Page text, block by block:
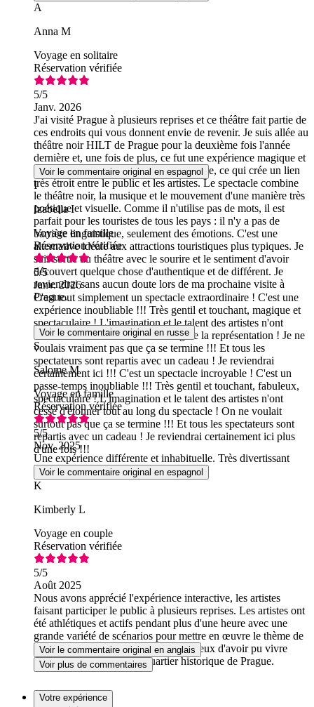
A
Anna M
Voyage en solitaire
Réservation vérifiée
5/5
Janv. 2026
J'ai visité Prague à plusieurs reprises et ce théâtre fait partie de
ces endroits qui vous donnent envie de revenir. Je suis allée au
théâtre noir HILT de Prague pour la deuxième fois l'année
dernière et, une fois de plus, ce fut une expérience magique et
très spéciale. Le théâtre est petit et intime, ce qui crée un lien
très étroit entre le public et les artistes. Le spectacle combine
le théâtre noir, la musique et le mouvement d'une manière très
poétique et visuelle. Comme il n'utilise pas de mots, il est
parfait pour les touristes de tous les pays : il n'y a pas de
barrière linguistique, seulement des émotions. C'est une
alternative idéale aux attractions touristiques plus typiques. Je
suis sortie du théâtre avec le sourire et le sentiment d'avoir
découvert quelque chose d'authentique et de différent. Je
reviendrai sans aucun doute lors de ma prochaine visite à
Prague.
Voir le commentaire original en espagnol
I
Izabella I
Voyage en famille
Réservation vérifiée
5/5
Janv. 2026
C'est tout simplement un spectacle extraordinaire ! C'est une
expérience inoubliable !!! Très gentil et touchant, magique et
spectaculaire ! L'imagination et le talent des artistes n'ont
cessé de nous étonner tout au long de la représentation ! Je ne
voulais vraiment pas que ça se termine !!! Et tous les
spectateurs sont repartis avec un cadeau ! Je reviendrai
certainement ici !!! C'est un spectacle incroyable ! C'est un
passe-temps inoubliable !!! Très gentil et touchant, fabuleux,
spectaculaire ! L'imagination et le talent des artistes n'ont
cessé d'étonner tout au long du spectacle ! On ne voulait
surtout pas que ça se termine !!! Et tous les spectateurs sont
repartis avec un cadeau ! Je reviendrai certainement ici plus
d'une fois !!!
Voir le commentaire original en russe
S
Salome M
Voyage en famille
Réservation vérifiée
5/5
Nov. 2025
Une expérience différente et inhabituelle. Très divertissant
Voir le commentaire original en espagnol
K
Kimberly L
Voyage en couple
Réservation vérifiée
5/5
Août 2025
Nous avons apprécié l'expérience interactive, les artistes
faisant participer le public à plusieurs reprises. Les artistes ont
été athlétiques et actifs pendant plus d'une heure avec une
grande variété de scénarios pour mettre en œuvre le thème de
l'histoire d'amour. Nous sommes heureux d'avoir pu vivre
cette expérience dans un quartier historique de Prague.
Voir le commentaire original en anglais
Voir plus de commentaires
Votre expérience